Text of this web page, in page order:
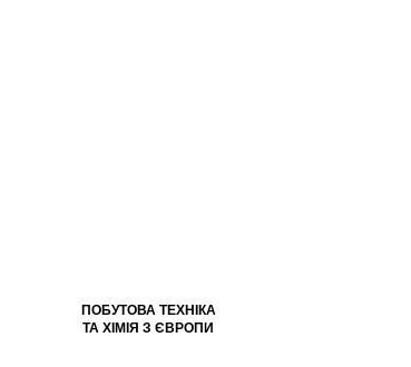
ПОБУТОВА ТЕХНІКА
ТА ХІМІЯ З ЄВРОПИ